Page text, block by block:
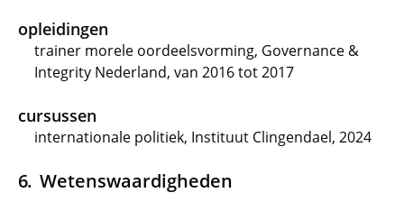
opleidingen
trainer morele oordeelsvorming, Governance &
Integrity Nederland, van 2016 tot 2017
cursussen
internationale politiek, Instituut Clingendael, 2024
Wetenswaardigheden